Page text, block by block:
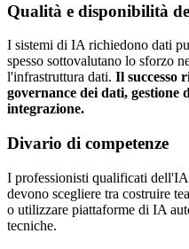
Qualità e disponibilità
I sistemi di IA richiedono dati
spesso sottovalutano lo sforzo
l'infrastruttura dati. Il successo
governance dei dati, gestione
integrazione.
Divario di competenze
I professionisti qualificati
devono scegliere tra costruire
o utilizzare piattaforme di IA
tecniche.